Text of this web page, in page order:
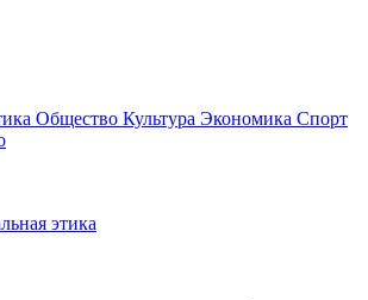
Общество Культура Экономика Спорт
этика